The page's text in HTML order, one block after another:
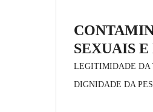
SEXUAIS
LEGITIMIDADE DA
DIGNIDADE DA